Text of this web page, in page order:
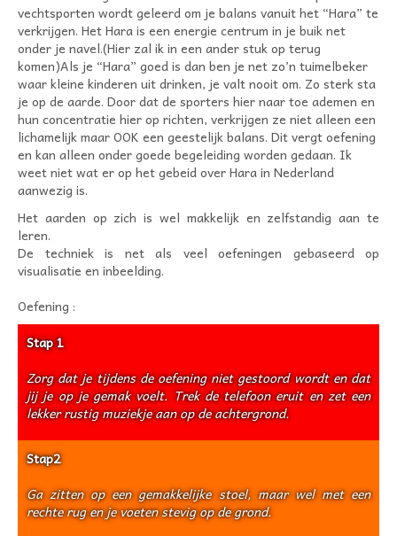
vechtsporten wordt geleerd om je balans vanuit het “Hara” te
verkrijgen. Het Hara is een energie centrum in je buik net
onder je navel.(Hier zal ik in een ander stuk op terug
komen)Als je “Hara” goed is dan ben je net zo’n tuimelbeker
waar kleine kinderen uit drinken, je valt nooit om. Zo sterk sta
je op de aarde. Door dat de sporters hier naar toe ademen en
hun concentratie hier op richten, verkrijgen ze niet alleen een
lichamelijk maar OOK een geestelijk balans. Dit vergt oefening
en kan alleen onder goede begeleiding worden gedaan. Ik
weet niet wat er op het gebeid over Hara in Nederland
aanwezig is.
Het aarden op zich is wel makkelijk en zelfstandig aan te
leren.
De techniek is net als veel oefeningen gebaseerd op
visualisatie en inbeelding.
Oefening :
Stap 1
Zorg dat je tijdens de oefening niet gestoord wordt en dat
jij je op je gemak voelt. Trek de telefoon eruit en zet een
lekker rustig muziekje aan op de achtergrond.
Stap2
Ga zitten op een gemakkelijke stoel, maar wel met een
rechte rug en je voeten stevig op de grond.